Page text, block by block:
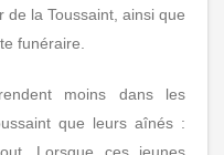
la Toussaint, ainsi que
funéraire.
moins dans les
que leurs aînés :